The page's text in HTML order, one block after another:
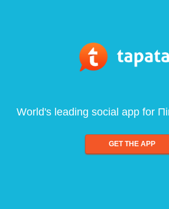
World's leading social app for
GET THE APP